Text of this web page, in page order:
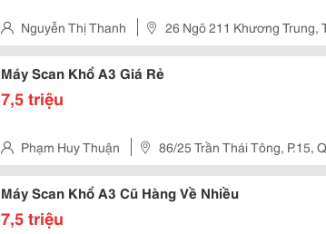
:Nguyenthanh6685 Website: Http://Sieuthiht.com |
Nguyễn Thị Thanh 26 Ngõ 211 Khương
Máy Scan Khổ A3 Giá Rẻ
7,5 triệu
Phạm Huy Thuận 86/25 Trần Thái Tông, P.15,
Máy Scan Khổ A3 Cũ Hàng Về Nhiều
7,5 triệu